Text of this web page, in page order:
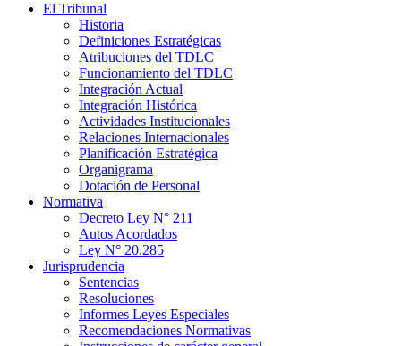
El Tribunal
Historia
Definiciones Estratégicas
Atribuciones del TDLC
Funcionamiento del TDLC
Integración Actual
Integración Histórica
Actividades Institucionales
Relaciones Internacionales
Planificación Estratégica
Organigrama
Dotación de Personal
Normativa
Decreto Ley N° 211
Autos Acordados
Ley N° 20.285
Jurisprudencia
Sentencias
Resoluciones
Informes Leyes Especiales
Recomendaciones Normativas